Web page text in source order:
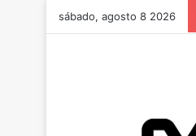
sábado, agosto 8 2026